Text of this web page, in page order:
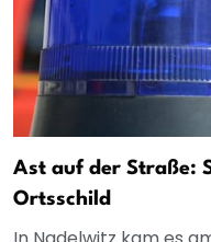
Ast auf der Straße:
Ortsschild